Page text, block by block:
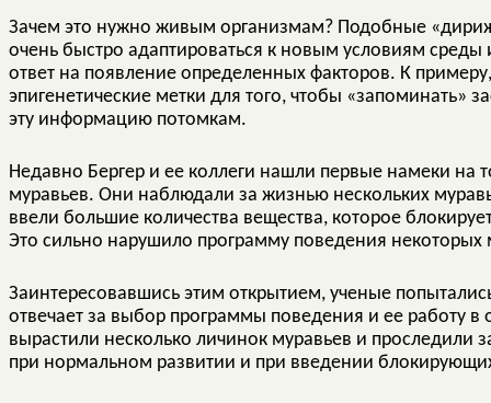
Зачем это нужно живым организмам? Подобные
очень быстро адаптироваться к новым условиям
ответ на появление определенных факторов. К
эпигенетические метки для того, чтобы «запоминать»
эту информацию потомкам.
Недавно Бергер и ее коллеги нашли первые намеки на
муравьев. Они наблюдали за жизнью нескольких
ввели большие количества вещества, которое
Это сильно нарушило программу поведения некоторых
Заинтересовавшись этим открытием, ученые
отвечает за выбор программы поведения и ее работу в
вырастили несколько личинок муравьев и проследили
при нормальном развитии и при введении